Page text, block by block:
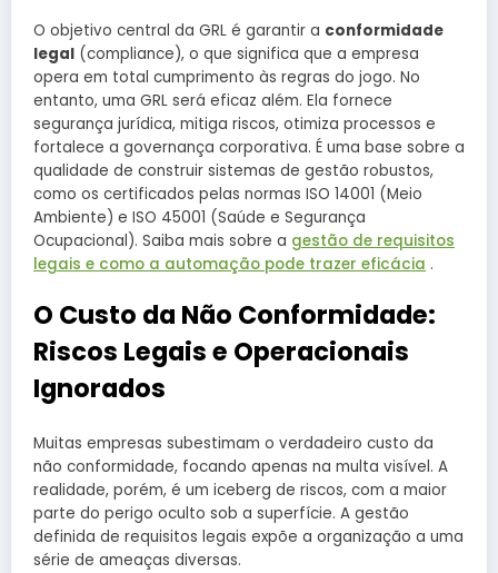
O objetivo central da GRL é garantir a conformidade
legal (compliance), o que significa que a empresa
opera em total cumprimento às regras do jogo. No
entanto, uma GRL será eficaz além. Ela fornece
segurança jurídica, mitiga riscos, otimiza processos e
fortalece a governança corporativa. É uma base sobre a
qualidade de construir sistemas de gestão robustos,
como os certificados pelas normas ISO 14001 (Meio
Ambiente) e ISO 45001 (Saúde e Segurança
Ocupacional). Saiba mais sobre a gestão de requisitos
legais e como a automação pode trazer eficácia .
O Custo da Não Conformidade:
Riscos Legais e Operacionais
Ignorados
Muitas empresas subestimam o verdadeiro custo da
não conformidade, focando apenas na multa visível. A
realidade, porém, é um iceberg de riscos, com a maior
parte do perigo oculto sob a superfície. A gestão
definida de requisitos legais expõe a organização a uma
série de ameaças diversas.